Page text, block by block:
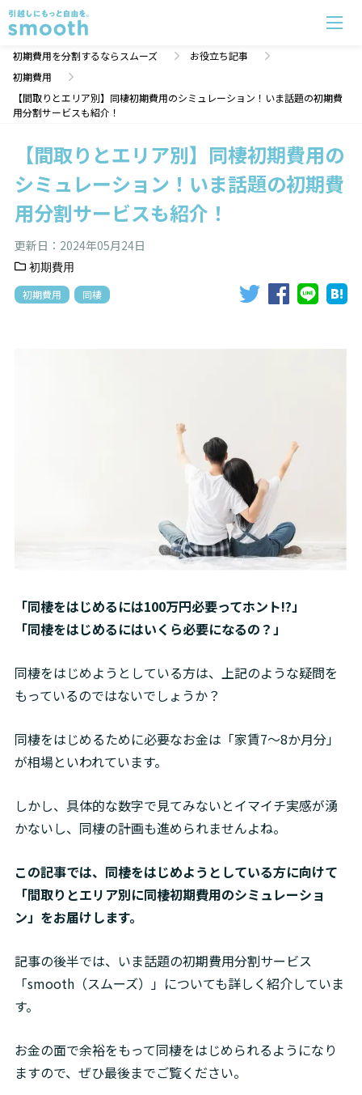
初期費用を分割するならスムーズ
お役立ち記事
初期費用
【間取りとエリア別】同棲初期費用のシミュレーション！いま話題の初期費
用分割サービスも紹介！
【間取りとエリア別】同棲初期費用の
シミュレーション！いま話題の初期費
用分割サービスも紹介！
更新日： 2024年05月24日
初期費用
初期費用 同棲
「同棲をはじめるには100万円必要ってホント!?」
「同棲をはじめるにはいくら必要になるの？」
同棲をはじめようとしている方は、上記のような疑問を
もっているのではないでしょうか？
同棲をはじめるために必要なお金は「家賃7～8か月分」
が相場といわれています。
しかし、具体的な数字で見てみないとイマイチ実感が湧
かないし、同棲の計画も進められませんよね。
この記事では、同棲をはじめようとしている方に向けて
「間取りとエリア別に同棲初期費用のシミュレーショ
ン」をお届けします。
記事の後半では、いま話題の初期費用分割サービス
「smooth（スムーズ）」についても詳しく紹介していま
す。
お金の面で余裕をもって同棲をはじめられるようになり
ますので、ぜひ最後までご覧ください。